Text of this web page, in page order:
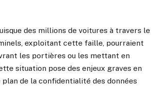
des millions de voitures à travers le
exploitant cette faille, pourraient
les portières ou les mettant en
situation pose des enjeux graves en
de la confidentialité des données